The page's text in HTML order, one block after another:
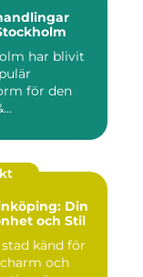
har blivit
för den
Din
och Stil
känd för
och